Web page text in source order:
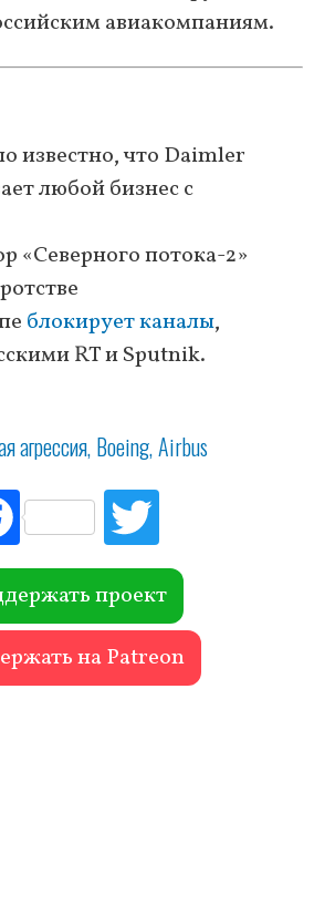
авиакомпаниям.
известно, что Daimler
любой бизнес с
«Северного потока-2»
блокирует каналы,
RT и Sputnik.
агрессия Boeing Airbus
Fac
ebo
ok r
проект
на Patreon